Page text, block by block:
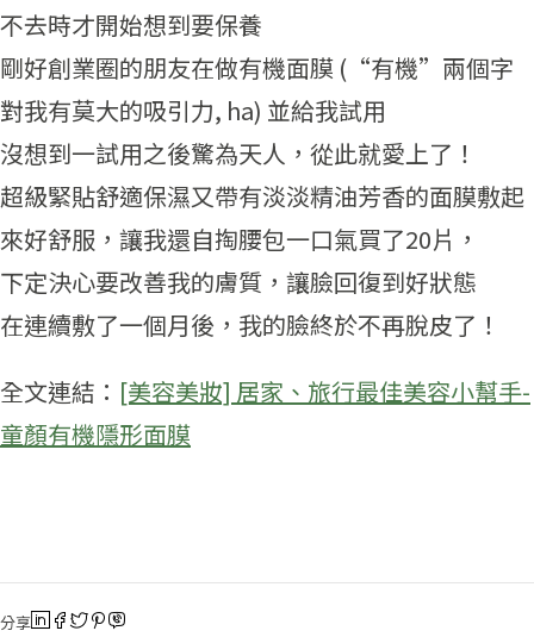
不去時才開始想到要保養
剛好創業圈的朋友在做有機面膜 (“有機”兩個字
對我有莫大的吸引力, ha) 並給我試用
沒想到一試用之後驚為天人，從此就愛上了！
超級緊貼舒適保濕又帶有淡淡精油芳香的面膜敷起
來好舒服，讓我還自掏腰包一口氣買了20片，
下定決心要改善我的膚質，讓臉回復到好狀態
在連續敷了一個月後，我的臉終於不再脫皮了！
全文連結： [美容美妝] 居家、旅行最佳美容小幫手-
童顏有機隱形面膜
分享